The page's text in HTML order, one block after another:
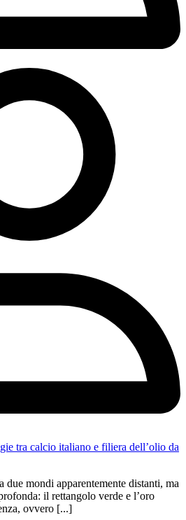
tra calcio italiano e filiera dell’olio da
due mondi apparentemente distanti, ma
il rettangolo verde e l’oro
ovvero [...]